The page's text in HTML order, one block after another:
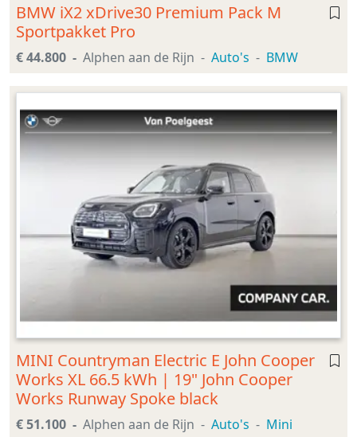
BMW iX2 xDrive30 Premium Pack M
Sportpakket Pro
€ 44.800 Alphen aan de Rijn Auto's BMW
MINI Countryman Electric E John Cooper
Works XL 66.5 kWh | 19" John Cooper
Works Runway Spoke black
€ 51.100 Alphen aan de Rijn Auto's Mini